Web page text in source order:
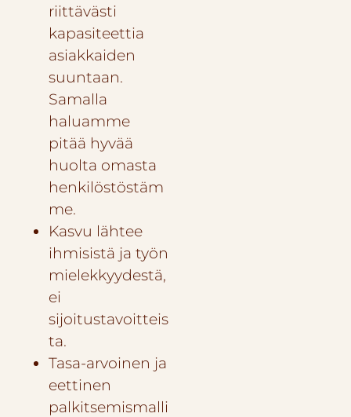
riittävästi
kapasiteettia
asiakkaiden
suuntaan.
Samalla
haluamme
pitää hyvää
huolta omasta
henkilöstöstäm
me.
Kasvu lähtee
ihmisistä ja työn
mielekkyydestä,
ei
sijoitustavoitteis
ta.
Tasa-arvoinen ja
eettinen
palkitsemismalli